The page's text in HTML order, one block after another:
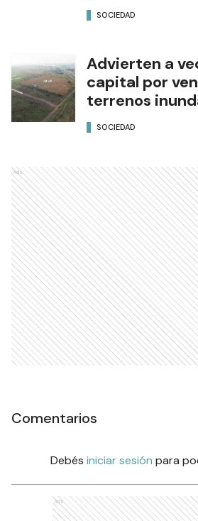
SOCIEDAD
Advierten a
capital por
terrenos
SOCIEDAD
Ads
Comentarios
Debés iniciar sesión para
Ads